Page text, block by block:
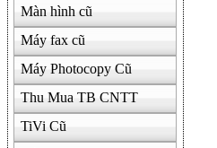
Màn hình cũ
Máy fax cũ
Máy Photocopy Cũ
Thu Mua TB CNTT
TiVi Cũ